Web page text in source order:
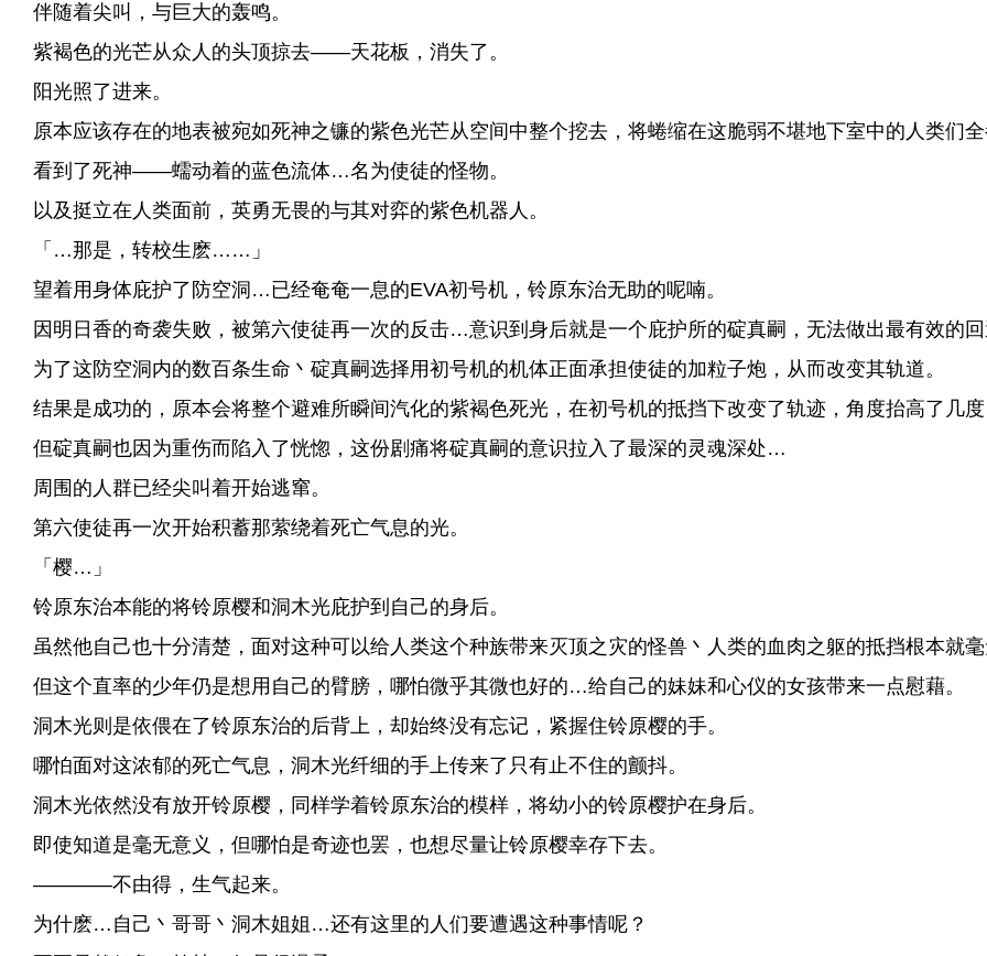
伴随着尖叫，与巨大的轰鸣。
紫褐色的光芒从众人的头顶掠去——天花板，消失了。
阳光照了进来。
原本应该存在的地表被宛如死神之镰的紫色光芒从空间中整个挖去，将蜷缩在这脆弱不堪地下室中的人类们
看到了死神——蠕动着的蓝色流体…名为使徒的怪物。
以及挺立在人类面前，英勇无畏的与其对弈的紫色机器人。
「…那是，转校生麽……」
望着用身体庇护了防空洞…已经奄奄一息的EVA初号机，铃原东治无助的呢喃。
因明日香的奇袭失败，被第六使徒再一次的反击…意识到身后就是一个庇护所的碇真嗣，无法做出最有效的
为了这防空洞内的数百条生命丶碇真嗣选择用初号机的机体正面承担使徒的加粒子炮，从而改变其轨道。
结果是成功的，原本会将整个避难所瞬间汽化的紫褐色死光，在初号机的抵挡下改变了轨迹，角度抬高了几
但碇真嗣也因为重伤而陷入了恍惚，这份剧痛将碇真嗣的意识拉入了最深的灵魂深处…
周围的人群已经尖叫着开始逃窜。
第六使徒再一次开始积蓄那萦绕着死亡气息的光。
「樱…」
铃原东治本能的将铃原樱和洞木光庇护到自己的身后。
虽然他自己也十分清楚，面对这种可以给人类这个种族带来灭顶之灾的怪兽丶人类的血肉之躯的抵挡根本就
但这个直率的少年仍是想用自己的臂膀，哪怕微乎其微也好的…给自己的妹妹和心仪的女孩带来一点慰藉。
洞木光则是依偎在了铃原东治的后背上，却始终没有忘记，紧握住铃原樱的手。
哪怕面对这浓郁的死亡气息，洞木光纤细的手上传来了只有止不住的颤抖。
洞木光依然没有放开铃原樱，同样学着铃原东治的模样，将幼小的铃原樱护在身后。
即使知道是毫无意义，但哪怕是奇迹也罢，也想尽量让铃原樱幸存下去。
————不由得，生气起来。
为什麽…自己丶哥哥丶洞木姐姐…还有这里的人们要遭遇这种事情呢？